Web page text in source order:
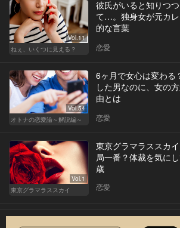
Vol.11
ねぇ、いくつに見える？
彼氏がいると知りつ
て…。独身女が元カ
的な言葉
恋愛
Vol.54
オトナの恋愛論～解説編～
6ヶ月で女心は変わる
した男なのに、女の
由とは
恋愛
Vol.1
東京グラマラススカイ
東京グラマラススカ
局一番？体裁を気に
歳
恋愛